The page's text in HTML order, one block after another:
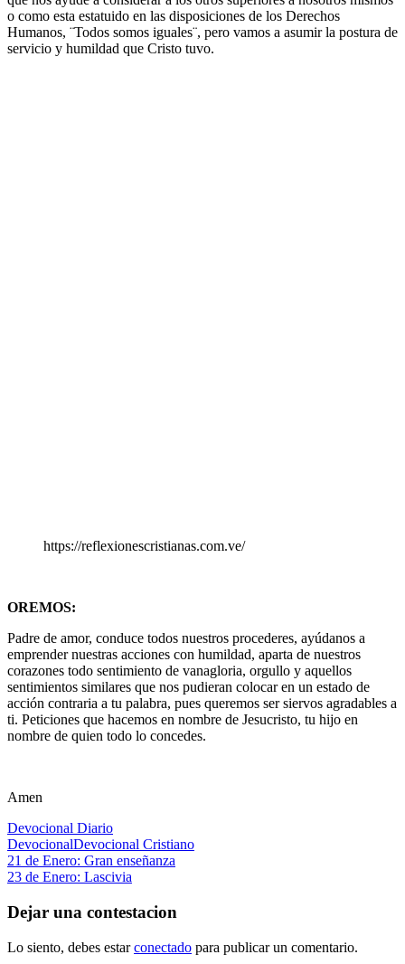
o como esta estatuido en las disposiciones de los Derechos
Humanos, ¨Todos somos iguales¨, pero vamos a asumir la postura de
servicio y humildad que Cristo tuvo.
https://reflexionescristianas.com.ve/
OREMOS:
Padre de amor, conduce todos nuestros procederes, ayúdanos a
emprender nuestras acciones con humildad, aparta de nuestros
corazones todo sentimiento de vanagloria, orgullo y aquellos
sentimientos similares que nos pudieran colocar en un estado de
acción contraria a tu palabra, pues queremos ser siervos agradables a
ti. Peticiones que hacemos en nombre de Jesucristo, tu hijo en
nombre de quien todo lo concedes.
Amen
Devocional Diario
DevocionalDevocional Cristiano
Navegación
de
entradas
Entrada
anterior:
21 de Enero: Gran enseñanza
Siguiente
23 de Enero: Lascivia
Dejar una contestacion
Lo siento, debes estarconectado para publicar un comentario.